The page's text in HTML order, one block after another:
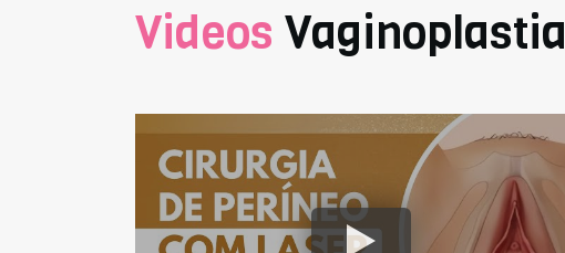
Videos Vaginoplastia